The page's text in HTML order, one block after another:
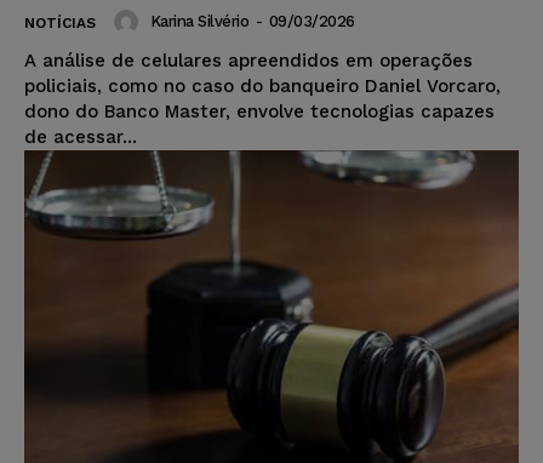
NOTÍCIAS Karina Silvério - 09/03/2026
A análise de celulares apreendidos em operações
policiais, como no caso do banqueiro Daniel Vorcaro,
dono do Banco Master, envolve tecnologias capazes
de acessar...